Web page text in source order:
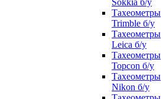
Sokkia б/у
Тахеометры
Trimble б/у
Тахеометры
Leica б/у
Тахеометры
Topcon б/у
Тахеометры
Nikon б/у